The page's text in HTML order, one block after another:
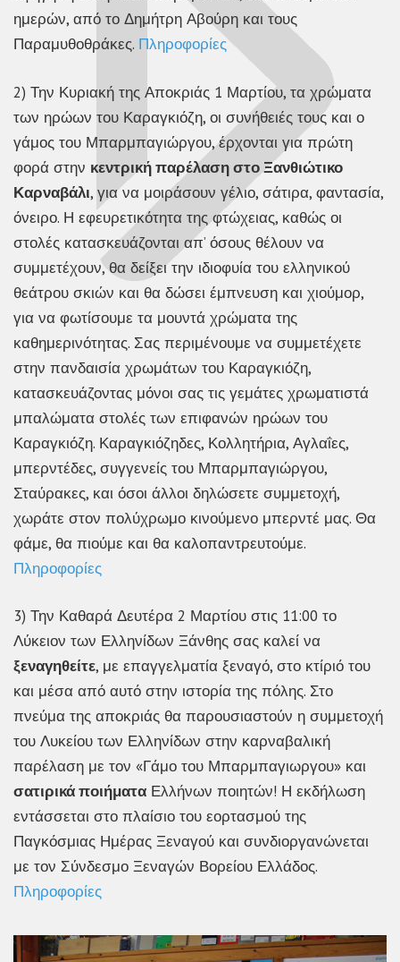
ημερών, από το Δημήτρη Αβούρη και τους
Παραμυθοθράκες. Πληροφορίες
2) Την Κυριακή της Αποκριάς 1 Μαρτίου, τα χρώματα
των ηρώων του Καραγκιόζη, οι συνήθειές τους και ο
γάμος του Μπαρμπαγιώργου, έρχονται για πρώτη
φορά στην κεντρική παρέλαση στο Ξανθιώτικο
Καρναβάλι, για να μοιράσουν γέλιο, σάτιρα, φαντασία,
όνειρο. Η εφευρετικότητα της φτώχειας, καθώς οι
στολές κατασκευάζονται απ’ όσους θέλουν να
συμμετέχουν, θα δείξει την ιδιοφυία του ελληνικού
θεάτρου σκιών και θα δώσει έμπνευση και χιούμορ,
για να φωτίσουμε τα μουντά χρώματα της
καθημερινότητας. Σας περιμένουμε να συμμετέχετε
στην πανδαισία χρωμάτων του Καραγκιόζη,
κατασκευάζοντας μόνοι σας τις γεμάτες χρωματιστά
μπαλώματα στολές των επιφανών ηρώων του
Καραγκιόζη. Καραγκιόζηδες, Κολλητήρια, Αγλαΐες,
μπερντέδες, συγγενείς του Μπαρμπαγιώργου,
Σταύρακες, και όσοι άλλοι δηλώσετε συμμετοχή,
χωράτε στον πολύχρωμο κινούμενο μπερντέ μας. Θα
φάμε, θα πιούμε και θα καλοπαντρευτούμε.
Πληροφορίες
3) Την Καθαρά Δευτέρα 2 Μαρτίου στις 11:00 το
Λύκειον των Ελληνίδων Ξάνθης σας καλεί να
ξεναγηθείτε, με επαγγελματία ξεναγό, στο κτίριό του
και μέσα από αυτό στην ιστορία της πόλης. Στο
πνεύμα της αποκριάς θα παρουσιαστούν η συμμετοχή
του Λυκείου των Ελληνίδων στην καρναβαλική
παρέλαση με τον «Γάμο του Μπαρμπαγιωργου» και
σατιρικά ποιήματα Ελλήνων ποιητών! Η εκδήλωση
εντάσσεται στο πλαίσιο του εορτασμού της
Παγκόσμιας Ημέρας Ξεναγού και συνδιοργανώνεται
με τον Σύνδεσμο Ξεναγών Βορείου Ελλάδος.
Πληροφορίες